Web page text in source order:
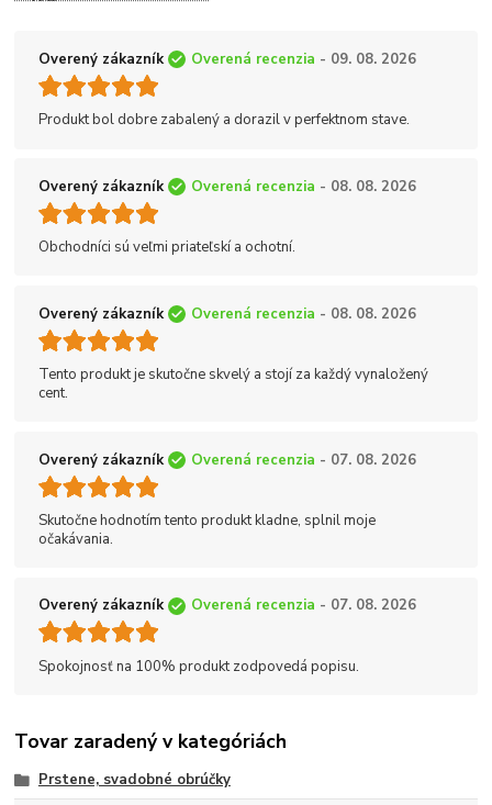
Overený zákazník Overená recenzia - 09. 08. 2026
Produkt bol dobre zabalený a dorazil v perfektnom stave.
Overený zákazník Overená recenzia - 08. 08. 2026
Obchodníci sú veľmi priateľskí a ochotní.
Overený zákazník Overená recenzia - 08. 08. 2026
Tento produkt je skutočne skvelý a stojí za každý vynaložený
cent.
Overený zákazník Overená recenzia - 07. 08. 2026
Skutočne hodnotím tento produkt kladne, splnil moje
očakávania.
Overený zákazník Overená recenzia - 07. 08. 2026
Spokojnosť na 100% produkt zodpovedá popisu.
Tovar zaradený v kategóriách
Prstene, svadobné obrúčky